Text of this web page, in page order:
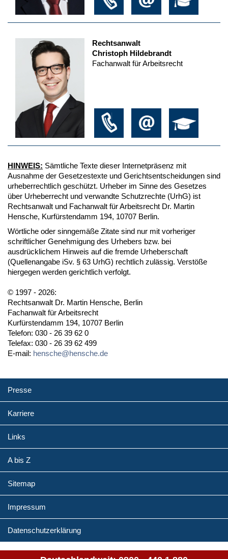
Rechtsanwalt
Christoph Hildebrandt
Fachanwalt für Arbeitsrecht
HINWEIS: Sämtliche Texte dieser Internetpräsenz mit
Ausnahme der Gesetzestexte und Gerichtsentscheidungen sind
urheberrechtlich geschützt. Urheber im Sinne des Gesetzes
über Urheberrecht und verwandte Schutzrechte (UrhG) ist
Rechtsanwalt und Fachanwalt für Arbeitsrecht Dr. Martin
Hensche, Kurfürstendamm 194, 10707 Berlin.
Wörtliche oder sinngemäße Zitate sind nur mit vorheriger
schriftlicher Genehmigung des Urhebers bzw. bei
ausdrücklichem Hinweis auf die fremde Urheberschaft
(Quellenangabe iSv. § 63 UrhG) rechtlich zulässig. Verstöße
hiergegen werden gerichtlich verfolgt.
© 1997 - 2026:
Rechtsanwalt Dr. Martin Hensche, Berlin
Fachanwalt für Arbeitsrecht
Kurfürstendamm 194, 10707 Berlin
Telefon: 030 - 26 39 62 0
Telefax: 030 - 26 39 62 499
E-mail: hensche@hensche.de
Presse
Karriere
Links
A bis Z
Sitemap
Impressum
Datenschutzerklärung